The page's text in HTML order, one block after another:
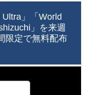
Ultra」「World
」を来週
限定で無料配布